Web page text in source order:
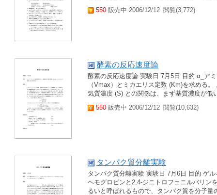
550 販売中 2006/12/12 閲覧(3,772)
酵素の反応速度論
酵素の反応速度論 実験日 7月5日 目的 α_ア
（Vmax）とミカエリス定数 (Km)を求める
気質濃度 (S) との関係は、まず基質濃度が低
550 販売中 2006/12/12 閲覧(10,632)
タンパク質分離実験
タンパク質分離実験 実験日 7月6日 目的 ゲ
ヘモグロビンと2,4-ジニトロフェニルバリン
るいと呼ばれるもので、タンパク質を分子量